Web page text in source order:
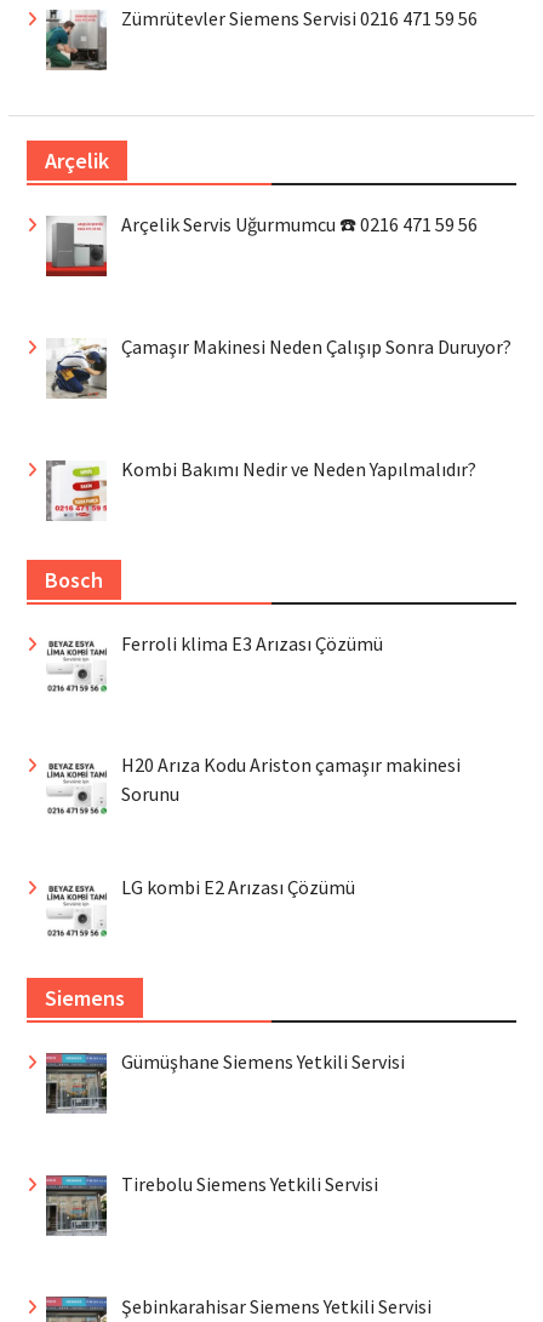
Zümrütevler Siemens Servisi 0216 471 59 56
Arçelik
Arçelik Servis Uğurmumcu ☎️ 0216 471 59 56
Çamaşır Makinesi Neden Çalışıp Sonra Duruyor?
Kombi Bakımı Nedir ve Neden Yapılmalıdır?
Bosch
Ferroli klima E3 Arızası Çözümü
H20 Arıza Kodu Ariston çamaşır makinesi
Sorunu
LG kombi E2 Arızası Çözümü
Siemens
Gümüşhane Siemens Yetkili Servisi
Tirebolu Siemens Yetkili Servisi
Şebinkarahisar Siemens Yetkili Servisi